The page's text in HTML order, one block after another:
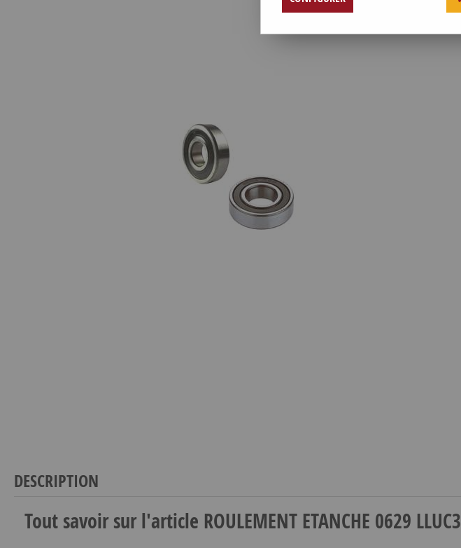
DESCRIPTION
Tout savoir sur l'article ROULEMENT ETANCHE 0629 LLUC3